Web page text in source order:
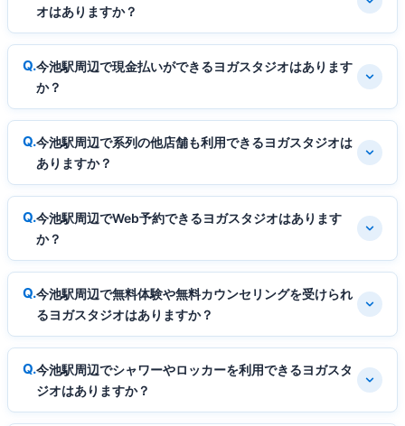
オはありますか？
今池駅周辺で現金払いができるヨガスタジオはあります
か？
今池駅周辺で系列の他店舗も利用できるヨガスタジオは
ありますか？
今池駅周辺でWeb予約できるヨガスタジオはあります
か？
今池駅周辺で無料体験や無料カウンセリングを受けられ
るヨガスタジオはありますか？
今池駅周辺でシャワーやロッカーを利用できるヨガスタ
ジオはありますか？